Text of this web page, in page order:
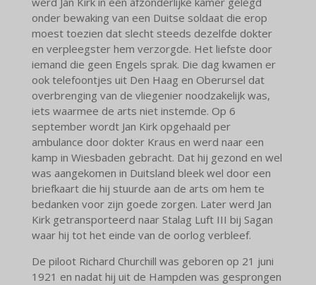
onder bewaking van een Duitse soldaat die erop
moest toezien dat slecht steeds dezelfde dokter
en verpleegster hem verzorgde. Het liefste door
iemand die geen Engels sprak. Die dag kwamen er
ook telefoontjes uit Den Haag en Oberursel dat
overbrenging van de vliegenier noodzakelijk was,
iets waarmee de arts niet instemde. Op 6
september wordt Jan Kirk opgehaald per
ambulance door dokter Kraus en werd naar een
kamp in Wiesbaden gebracht. Dat hij gezond en wel
was aangekomen in Duitsland bleek wel door een
briefkaart die hij stuurde aan de arts om hem te
bedanken voor zijn goede zorgen. Later werd Jan
Kirk getransporteerd naar Stalag Luft III bij Sagan
waar hij tot het einde van de oorlog verbleef.
De piloot Richard Churchill was geboren op 21 juni
1921 en nadat hij uit de Hampden was gesprongen